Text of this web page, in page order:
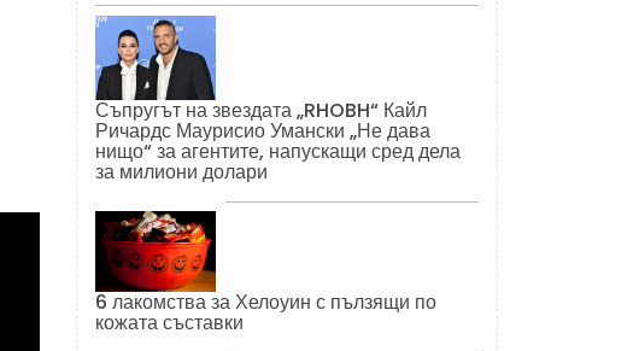
Съпругът на звездата „RHOBH“ Кайл
Ричардс Маурисио Умански „Не дава
нищо“ за агентите, напускащи сред дела
за милиони долари
6 лакомства за Хелоуин с пълзящи по
кожата съставки